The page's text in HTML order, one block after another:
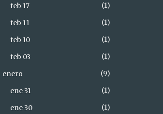
feb 17
1
feb 11
1
feb 10
1
feb 03
1
enero
9
ene 31
1
ene 30
1